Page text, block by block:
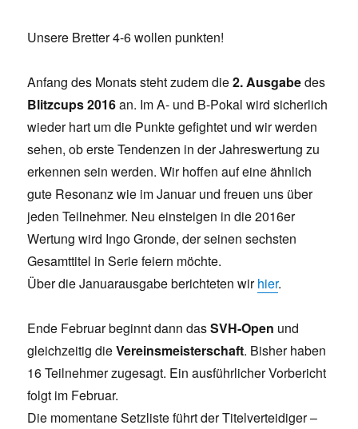
Unsere Bretter 4-6 wollen punkten!
Anfang des Monats steht zudem die2. Ausgabedes
Blitzcups 2016an. Im A- und B-Pokal wird sicherlich
wieder hart um die Punkte gefightet und wir werden
sehen, ob erste Tendenzen in der Jahreswertung zu
erkennen sein werden. Wir hoffen auf eine ähnlich
gute Resonanz wie im Januar und freuen uns über
jeden Teilnehmer. Neu einsteigen in die 2016er
Wertung wird Ingo Gronde, der seinen sechsten
Gesamttitel in Serie feiern möchte.
Über die Januarausgabe berichteten wirhier.
Ende Februar beginnt dann dasSVH-Open und
gleichzeitig dieVereinsmeisterschaft. Bisher haben
16 Teilnehmer zugesagt. Ein ausführlicher Vorbericht
folgt im Februar.
Die momentane Setzliste führt der Titelverteidiger –